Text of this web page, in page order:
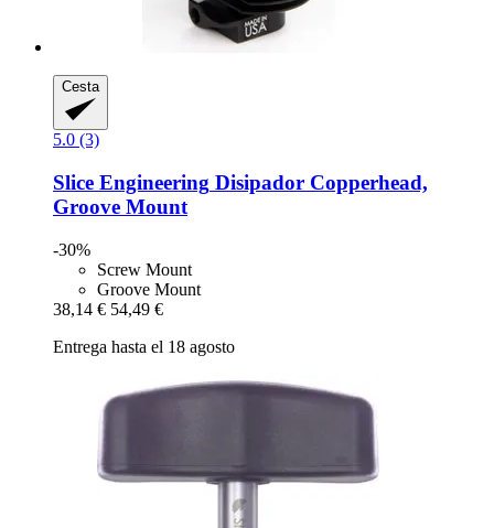
Cesta
5.0 (3)
Slice Engineering Disipador Copperhead,
Groove Mount
-30%
Screw Mount
Groove Mount
38,14 € 54,49 €
Entrega hasta el 18 agosto